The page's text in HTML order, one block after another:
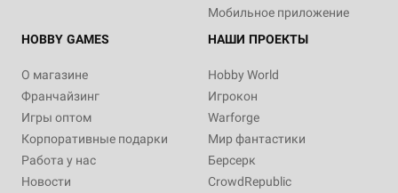
Мобильное приложение
HOBBY GAMES
О магазине
Франчайзинг
Игры оптом
Корпоративные подарки
Работа у нас
Новости
НАШИ ПРОЕКТЫ
Hobby World
Игрокон
Warforge
Мир фантастики
Берсерк
CrowdRepublic